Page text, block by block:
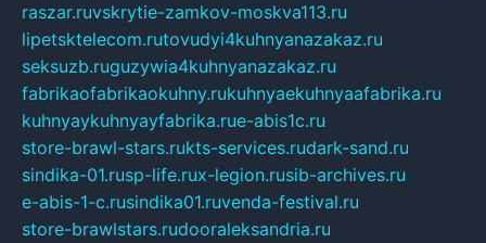
raszar.ruvskrytie-zamkov-moskva113.ru
lipetsktelecom.rutovudyi4kuhnyanazakaz.ru
seksuzb.ruguzywia4kuhnyanazakaz.ru
fabrikaofabrikaokuhny.rukuhnyaekuhnyaafabrika.ru
kuhnyaykuhnyayfabrika.rue-abis1c.ru
store-brawl-stars.rukts-services.rudark-sand.ru
sindika-01.rusp-life.rux-legion.rusib-archives.ru
e-abis-1-c.rusindika01.ruvenda-festival.ru
store-brawlstars.rudooraleksandria.ru